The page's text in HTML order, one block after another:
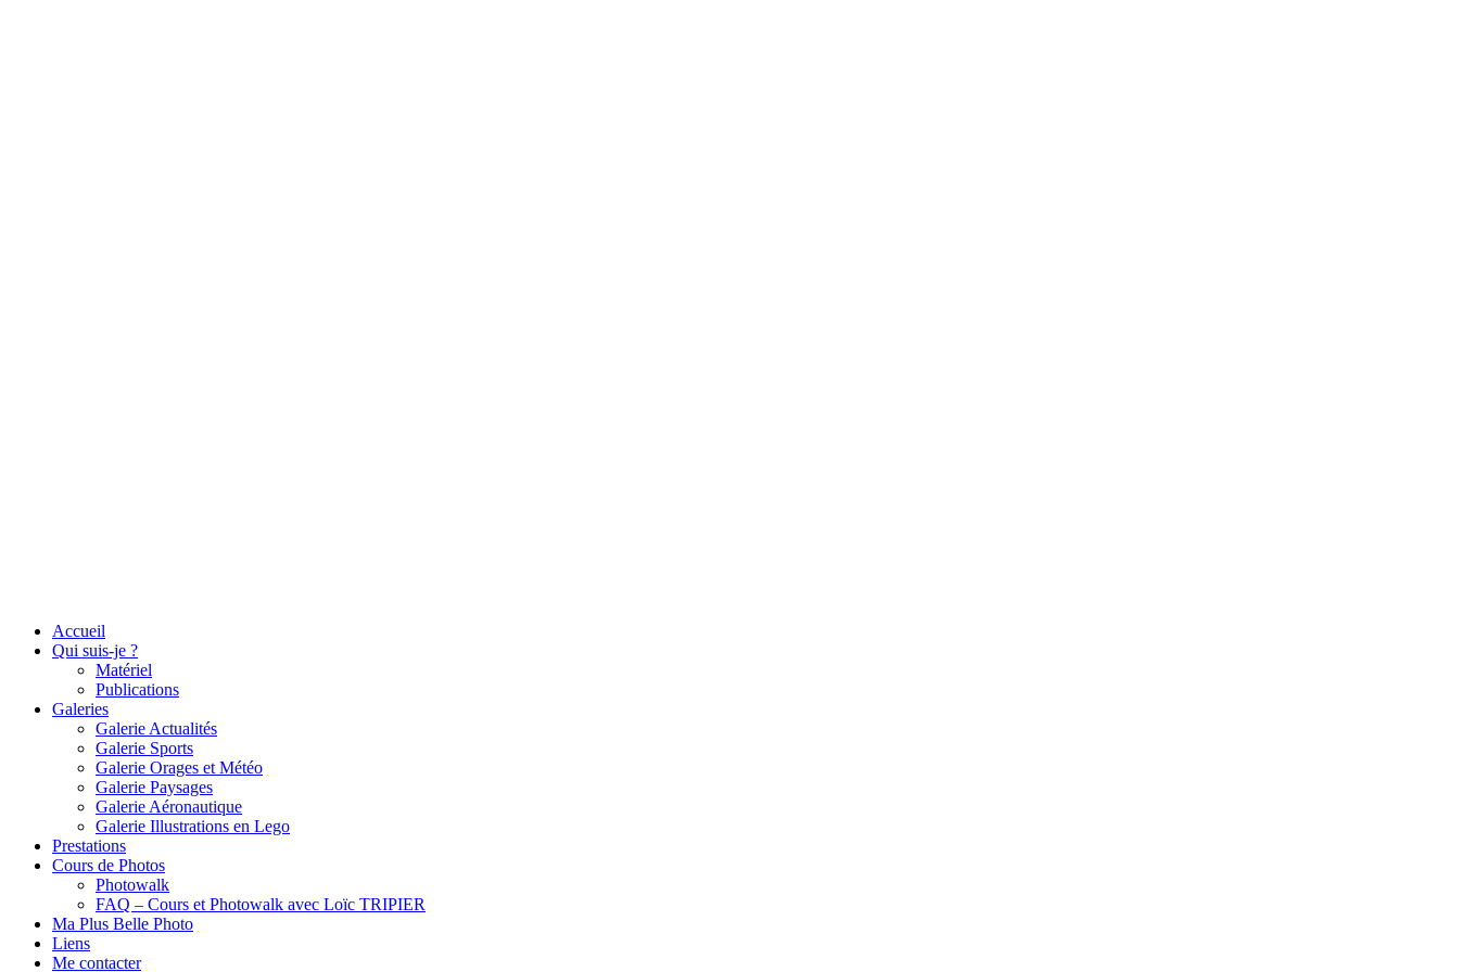
Accueil
Qui suis-je ?
Matériel
Publications
Galeries
Galerie Actualités
Galerie Sports
Galerie Orages et Météo
Galerie Paysages
Galerie Aéronautique
Galerie Illustrations en Lego
Prestations
Cours de Photos
Photowalk
FAQ – Cours et Photowalk avec Loïc TRIPIER
Ma Plus Belle Photo
Liens
Me contacter